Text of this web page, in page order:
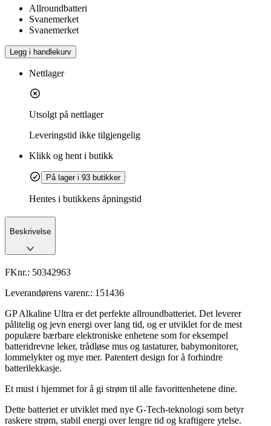
Allroundbatteri
Svanemerket
Svanemerket
Legg i handlekurv
Nettlager
Utsolgt på nettlager
Leveringstid ikke tilgjengelig
Klikk og hent i butikk
På lager i 93 butikker
Hentes i butikkens åpningstid
Beskrivelse
FKnr.: 50342963
Leverandørens varenr.: 151436
GP Alkaline Ultra er det perfekte allroundbatteriet. Det leverer
pålitelig og jevn energi over lang tid, og er utviklet for de mest
populære bærbare elektroniske enhetene som for eksempel
batteridrevne leker, trådløse mus og tastaturer, babymonitorer,
lommelykter og mye mer. Patentert design for å forhindre
batterilekkasje.
Et must i hjemmet for å gi strøm til alle favorittenhetene dine.
Dette batteriet er utviklet med nye G-Tech-teknologi som betyr
raskere strøm, stabil energi over lengre tid og kraftigere ytelse.